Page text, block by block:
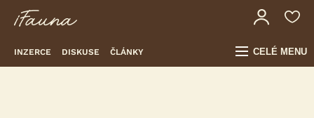
INZERCE DISKUSE ČLÁNKY CELÉ MENU